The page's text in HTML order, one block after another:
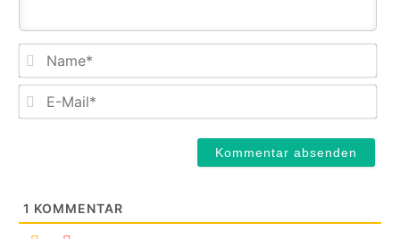
E-
1 KOMMENTAR